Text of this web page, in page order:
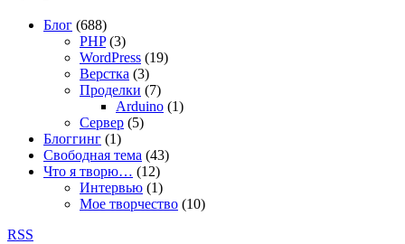
Блог (688)
PHP(3)
WordPress (19)
Верстка (3)
Проделки (7)
Arduino (1)
Сервер (5)
Блоггинг (1)
Свободная тема (43)
Что я творю… (12)
Интервью (1)
Мое творчество (10)
RSS